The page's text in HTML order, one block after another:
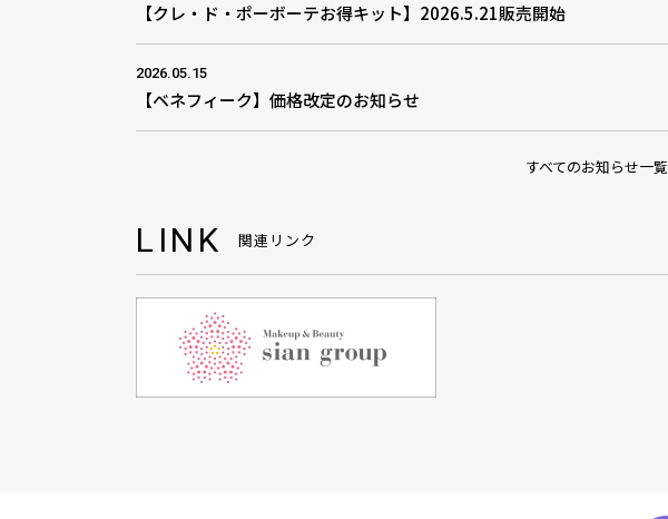
【クレ・ド・ポーボーテお得キット】2026.5.21販売開始
2026.05.15
【ベネフィーク】価格改定のお知らせ
すべてのお知らせ一覧
LINK 関連リンク